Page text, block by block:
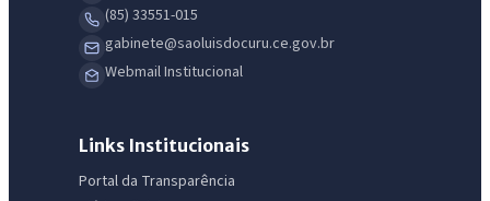
(85) 33551-015
gabinete@saoluisdocuru.ce.gov.br
Webmail Institucional
Links Institucionais
Portal da Transparência